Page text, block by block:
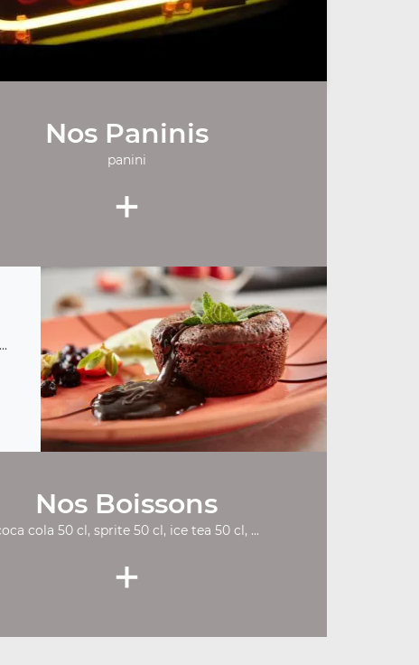
Nos Paninis
panini
+
Nos Boissons
cola 50 cl, sprite 50 cl, ice tea 50 cl, ...
+